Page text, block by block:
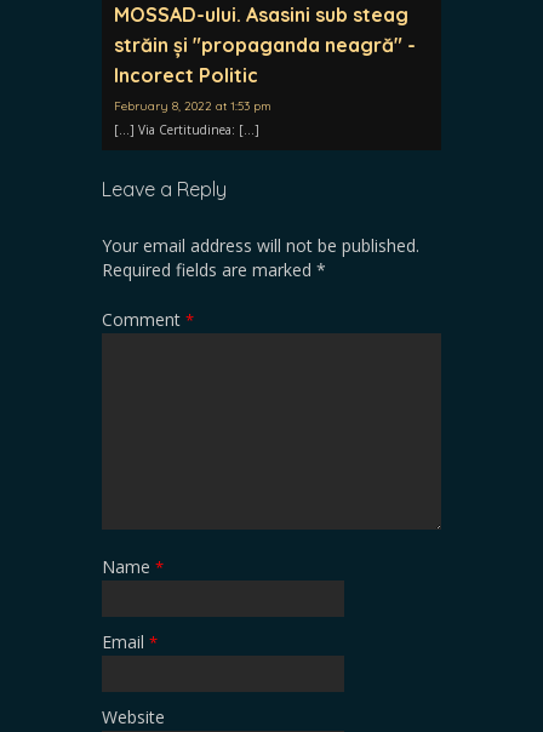
MOSSAD-ului. Asasini sub steag
străin și "propaganda neagră" -
Incorect Politic
February 8, 2022 at 1:53 pm
[…] Via Certitudinea: […]
Leave a Reply
Your email address will not be published.
Required fields are marked *
Comment *
Name *
Email *
Website